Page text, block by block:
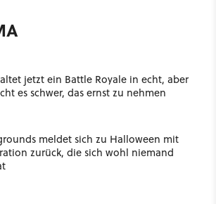
jetzt ein Battle Royale in echt, aber
es schwer, das ernst zu nehmen
meldet sich zu Halloween mit
zurück, die sich wohl niemand